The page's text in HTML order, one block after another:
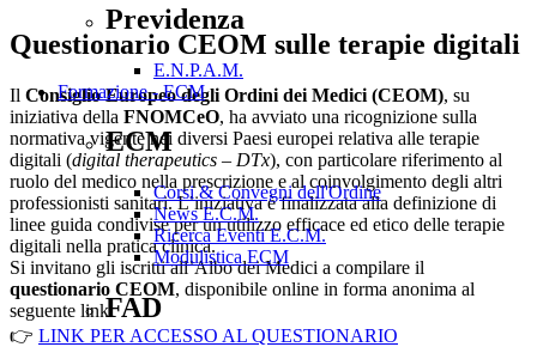
Previdenza
E.N.P.A.M.
Formazione - ECM
ECM
Corsi & Convegni dell'Ordine
News E.C.M.
Ricerca Eventi E.C.M.
Modulistica ECM
FAD
Questionario CEOM sulle terapie digitali
Il Consiglio Europeo degli Ordini dei Medici (CEOM), su
iniziativa della FNOMCeO, ha avviato una ricognizione sulla
normativa vigente nei diversi Paesi europei relativa alle terapie
digitali (digital therapeutics – DTx), con particolare riferimento al
ruolo del medico nella prescrizione e al coinvolgimento degli altri
professionisti sanitari. L’iniziativa è finalizzata alla definizione di
linee guida condivise per un utilizzo efficace ed etico delle terapie
digitali nella pratica clinica.
Si invitano gli iscritti all’Albo dei Medici a compilare il
questionario CEOM, disponibile online in forma anonima al
seguente link:
👉 LINK PER ACCESSO AL QUESTIONARIO